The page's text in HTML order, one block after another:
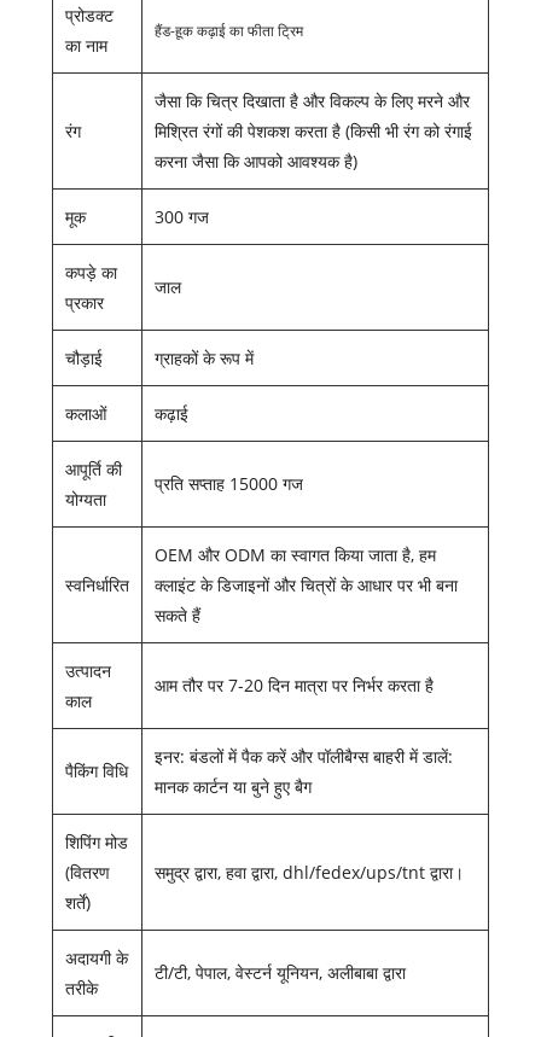
प्रोडक्ट
का नाम
हैंड-हूक कढ़ाई का फीता ट्रिम
रंग
जैसा कि चित्र दिखाता है और विकल्प के लिए मरने और
मिश्रित रंगों की पेशकश करता है (किसी भी रंग को रंगाई
करना जैसा कि आपको आवश्यक है)
मूक 300 गज
कपड़े का
प्रकार
जाल
चौड़ाई ग्राहकों के रूप में
कलाओं कढ़ाई
आपूर्ति की
योग्यता
प्रति सप्ताह 15000 गज
स्वनिर्धारित
OEM और ODM का स्वागत किया जाता है, हम
क्लाइंट के डिजाइनों और चित्रों के आधार पर भी बना
सकते हैं
उत्पादन
काल
आम तौर पर 7-20 दिन मात्रा पर निर्भर करता है
पैकिंग विधि
इनर: बंडलों में पैक करें और पॉलीबैग्स बाहरी में डालें:
मानक कार्टन या बुने हुए बैग
शिपिंग मोड
(वितरण
शर्तें)
समुद्र द्वारा, हवा द्वारा, dhl/fedex/ups/tnt द्वारा।
अदायगी के
तरीके
टी/टी, पेपाल, वेस्टर्न यूनियन, अलीबाबा द्वारा